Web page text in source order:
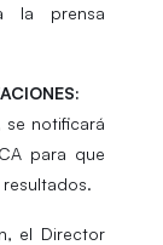
la prensa
se notificará
para que
el Director